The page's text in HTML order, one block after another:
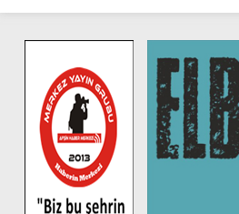
14:01
7:11
7:09
10:30
16:41
5:16